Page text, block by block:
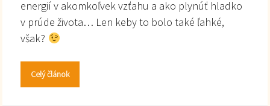
energií v akomkoľvek vzťahu a ako plynúť hladko
v prúde života… Len keby to bolo také ľahké,
však?
Celý článok